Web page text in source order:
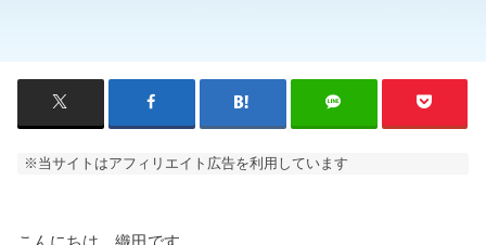
※当サイトはアフィリエイト広告を利用しています
こんにちは。織田です。